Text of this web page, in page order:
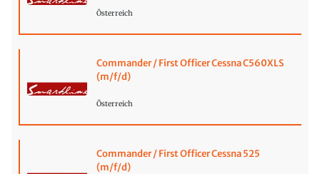
Österreich
Commander / First Officer Cessna C560XLS
(m/f/d)
Österreich
Commander / First Officer Cessna 525
(m/f/d)